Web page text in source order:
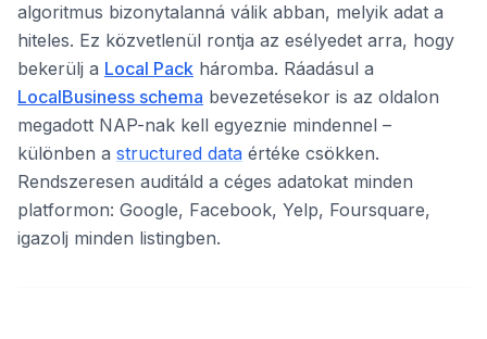
algoritmus bizonytalanná válik abban, melyik adat a
hiteles. Ez közvetlenül rontja az esélyedet arra, hogy
bekerülj a Local Pack háromba. Ráadásul a
LocalBusiness schema bevezetésekor is az oldalon
megadott NAP-nak kell egyeznie mindennel –
különben a structured data értéke csökken.
Rendszeresen auditáld a céges adatokat minden
platformon: Google, Facebook, Yelp, Foursquare,
igazolj minden listingben.